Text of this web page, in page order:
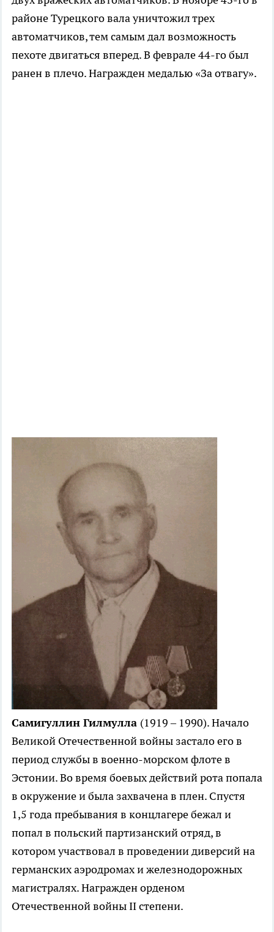
районе Турецкого вала уничтожил трех
автоматчиков, тем самым дал возможность
пехоте двигаться вперед. В феврале 44-го был
ранен в плечо. Награжден медалью «За отвагу».
Самигуллин Гилмулла (1919 – 1990). Начало
Великой Отечественной войны застало его в
период службы в военно-морском флоте в
Эстонии. Во время боевых действий рота попала
в окружение и была захвачена в плен. Спустя
1,5 года пребывания в концлагере бежал и
попал в польский партизанский отряд, в
котором участвовал в проведении диверсий на
германских аэродромах и железнодорожных
магистралях. Награжден орденом
Отечественной войны II степени.